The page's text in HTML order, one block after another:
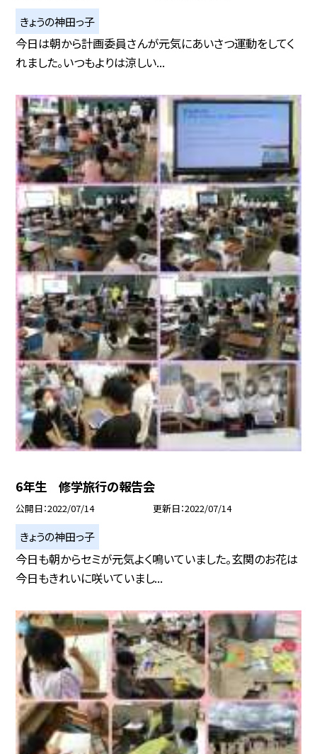
きょうの神田っ子
今日は朝から計画委員さんが元気にあいさつ運動をしてく
れました。いつもよりは涼しい...
6年生 修学旅行の報告会
公開日 2022/07/14 更新日 2022/07/14
きょうの神田っ子
今日も朝からセミが元気よく鳴いていました。玄関のお花は
今日もきれいに咲いていまし...